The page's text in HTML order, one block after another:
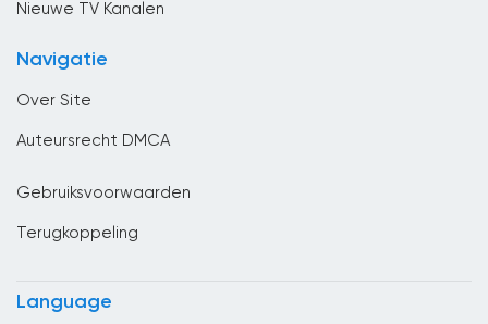
Cuba
Cyprus
Nieuwe TV Kanalen
Navigatie
Over Site
Auteursrecht DMCA
Gebruiksvoorwaarden
Terugkoppeling
Language